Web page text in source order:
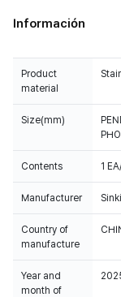
Información
Product
material
Size(mm)
Contents 1
Manufacturer
Country of
manufacture
Year and
month of